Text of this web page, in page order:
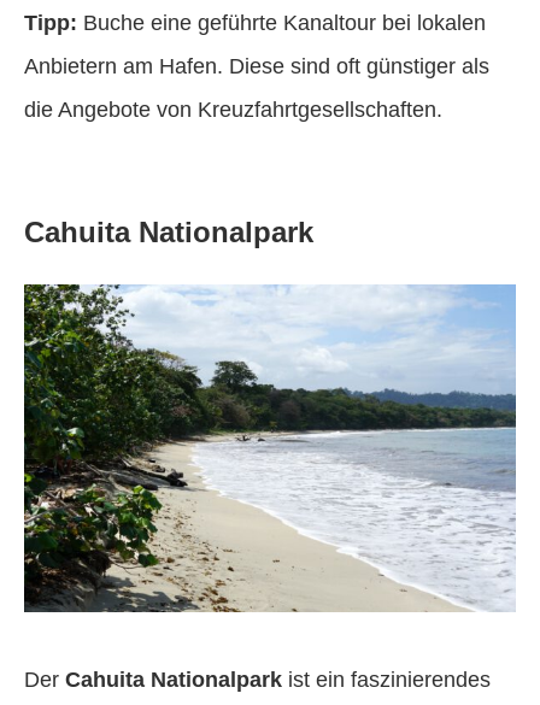
Tipp: Buche eine geführte Kanaltour bei lokalen
Anbietern am Hafen. Diese sind oft günstiger als
die Angebote von Kreuzfahrtgesellschaften.
Cahuita Nationalpark
Der Cahuita Nationalpark ist ein faszinierendes